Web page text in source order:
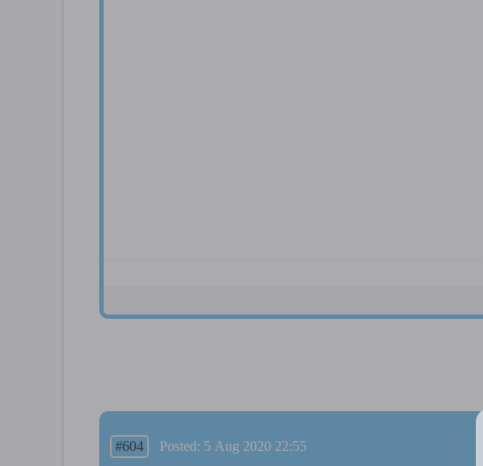
#604 Posted: 5 Aug 2020 22:55